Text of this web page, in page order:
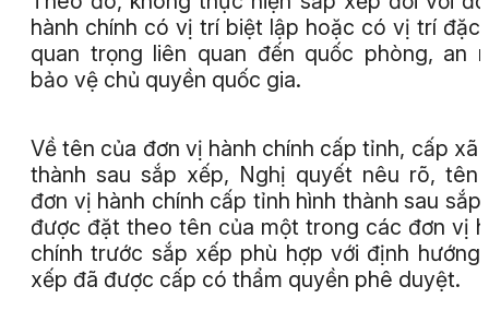
hành chính có vị trí biệt lập hoặc có vị trí đặc
quan trọng liên quan đến quốc phòng, an
bảo vệ chủ quyền quốc gia.
Về tên của đơn vị hành chính cấp tỉnh, cấp xã
thành sau sắp xếp, Nghị quyết nêu rõ, tên
đơn vị hành chính cấp tỉnh hình thành sau sắp
được đặt theo tên của một trong các đơn vị
chính trước sắp xếp phù hợp với định hướng
xếp đã được cấp có thẩm quyền phê duyệt.